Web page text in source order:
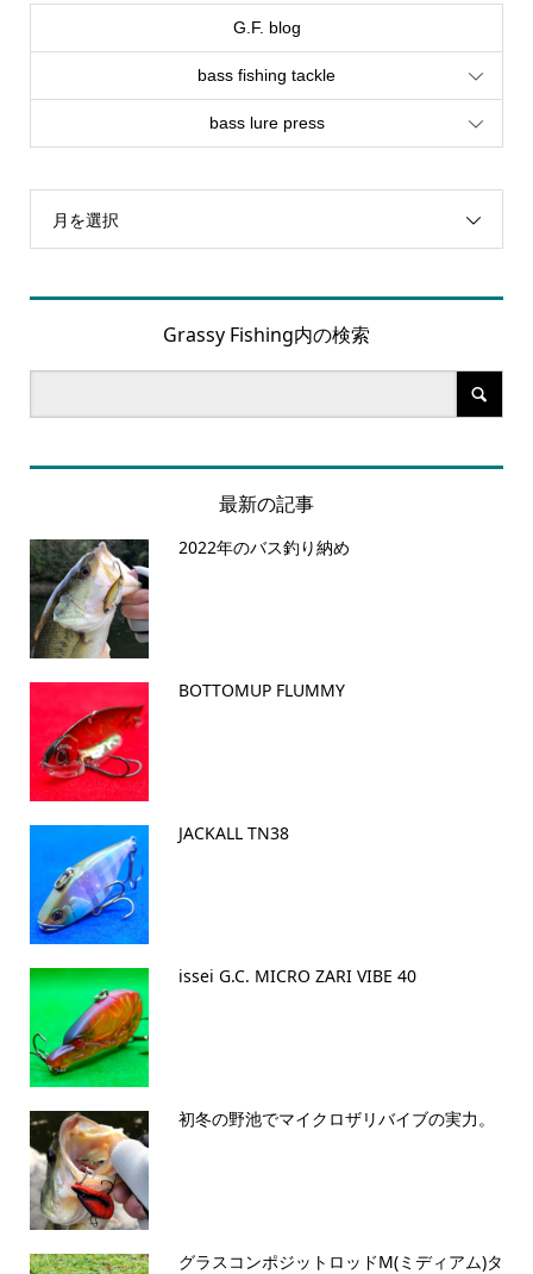
G.F. blog
bass fishing tackle
bass lure press
月を選択
Grassy Fishing内の検索
最新の記事
2022年のバス釣り納め
BOTTOMUP FLUMMY
JACKALL TN38
issei G.C. MICRO ZARI VIBE 40
初冬の野池でマイクロザリバイブの実力。
グラスコンポジットロッドM(ミディアム)タ